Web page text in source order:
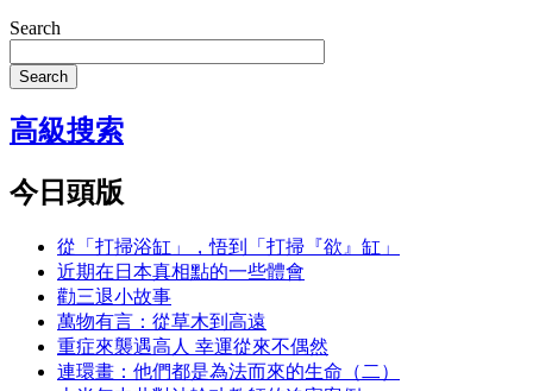
Search
Search
高級搜索
今日頭版
從「打掃浴缸」，悟到「打掃『欲』缸」
近期在日本真相點的一些體會
勸三退小故事
萬物有言：從草木到高遠
重症來襲遇高人 幸運從來不偶然
連環畫：他們都是為法而來的生命（二）